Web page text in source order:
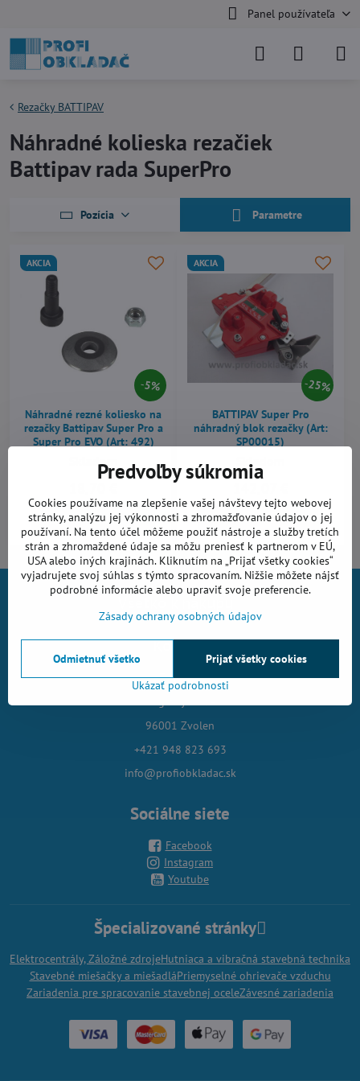
Panel používateľa
Rezačky BATTIPAV
Náhradné kolieska rezačiek
Battipav rada SuperPro
Pozícia Parametre
5%
AKCIA
Náhradné rezné koliesko na
rezačky Battipav Super Pro a
Super Pro EVO (Art: 492)
Skladom
Do košíka
25%
AKCIA
BATTIPAV Super Pro
náhradný blok rezačky (Art:
SP00015)
Skladom
Do košíka
Všetko k nákupu
Kontakt
AZING s.r.o.
96001 Zvolen
+421 948 823 693
info@profiobkladac.sk
Sociálne siete
Facebook
Instagram
Youtube
Špecializované stránky
Elektrocentrály, Záložné zdrojeHutniaca a vibračná stavebná technika
Stavebné miešačky a miešadláPriemyselné ohrievače vzduchu
Zariadenia pre spracovanie stavebnej oceleZávesné zariadenia
Predvoľby súkromia
Cookies používame na zlepšenie vašej návštevy tejto webovej
stránky, analýzu jej výkonnosti a zhromažďovanie údajov o jej
používaní. Na tento účel môžeme použiť nástroje a služby tretích
strán a zhromaždené údaje sa môžu preniesť k partnerom v EÚ,
USA alebo iných krajinách. Kliknutím na „Prijať všetky cookies“
vyjadrujete svoj súhlas s týmto spracovaním. Nižšie môžete nájsť
podrobné informácie alebo upraviť svoje preferencie.
Zásady ochrany osobných údajov
Ukázať podrobnosti
Prijať všetky cookies
Odmietnuť všetko